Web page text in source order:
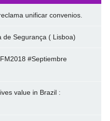
unificar convenios.
de Segurança ( Lisboa)
#Septiembre
value in Brazil :